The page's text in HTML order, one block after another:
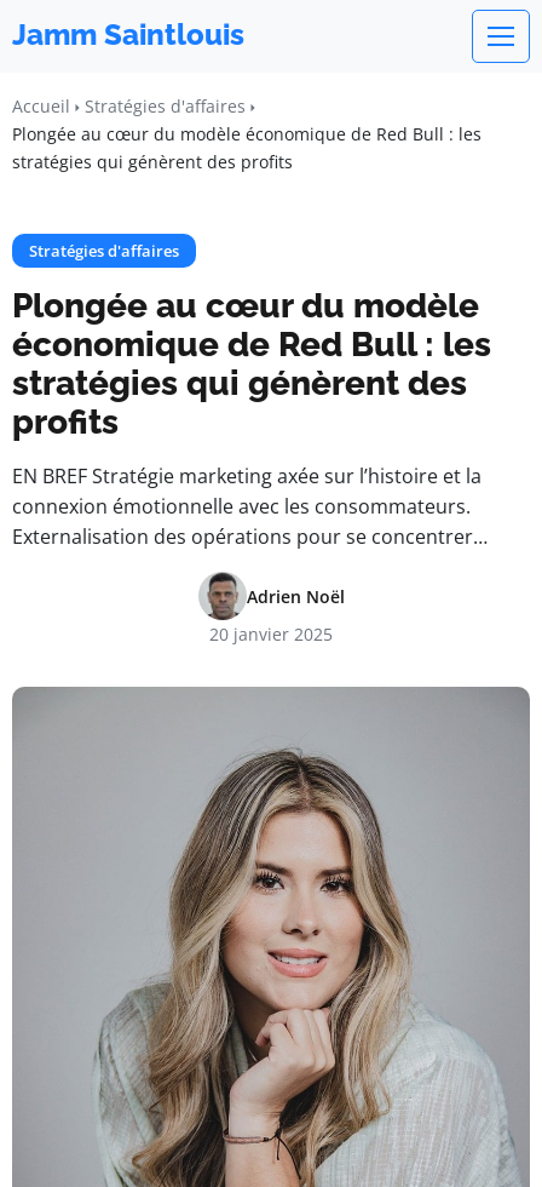
Jamm Saintlouis
Accueil
Stratégies d'affaires
Plongée au cœur du modèle économique de Red Bull : les
stratégies qui génèrent des profits
Stratégies d'affaires
Plongée au cœur du modèle
économique de Red Bull : les
stratégies qui génèrent des
profits
EN BREF Stratégie marketing axée sur l’histoire et la
connexion émotionnelle avec les consommateurs.
Externalisation des opérations pour se concentrer…
Adrien Noël
20 janvier 2025